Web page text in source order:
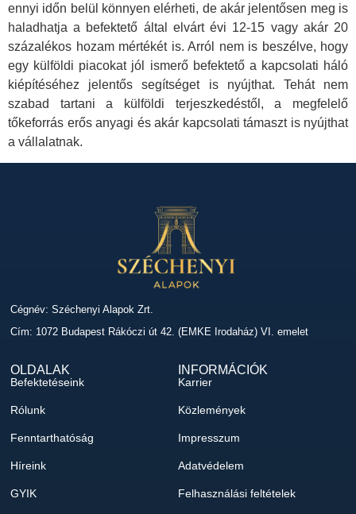
ennyi időn belül könnyen elérheti, de akár jelentősen meg is
haladhatja a befektető által elvárt évi 12-15 vagy akár 20
százalékos hozam mértékét is. Arról nem is beszélve, hogy
egy külföldi piacokat jól ismerő befektető a kapcsolati háló
kiépítéséhez jelentős segítséget is nyújthat. Tehát nem
szabad tartani a külföldi terjeszkedéstől, a megfelelő
tőkeforrás erős anyagi és akár kapcsolati támaszt is nyújthat
a vállalatnak.
Cégnév: Széchenyi Alapok Zrt.
Cím: 1072 Budapest Rákóczi út 42. (EMKE Irodaház) VI. emelet
OLDALAK
Befektetéseink
Rólunk
Fenntarthatóság
Híreink
GYIK
INFORMÁCIÓK
Karrier
Közlemények
Impresszum
Adatvédelem
Felhasználási feltételek